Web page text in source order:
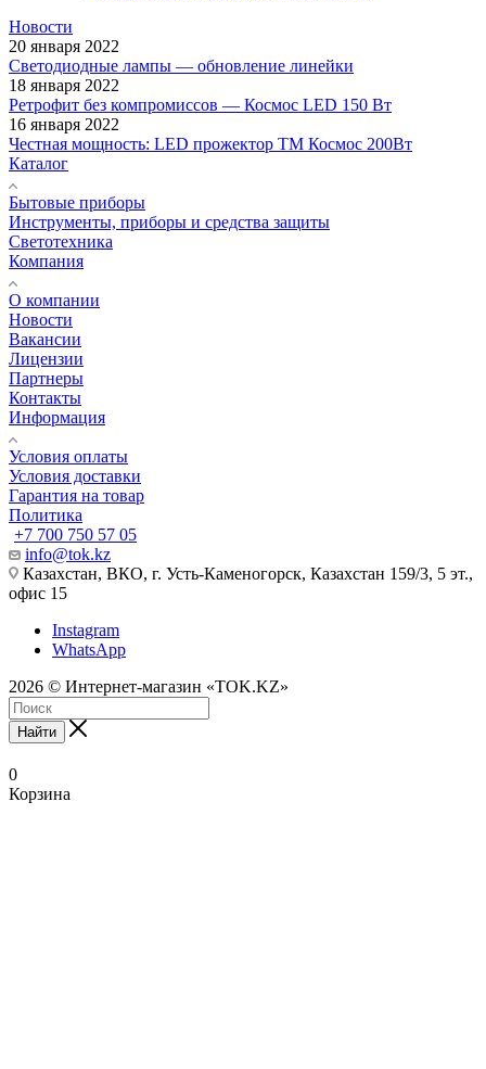
Новости
20 января 2022
Светодиодные лампы — обновление линейки
18 января 2022
Ретрофит без компромиссов — Космос LED 150 Вт
16 января 2022
Честная мощность: LED прожектор ТМ Космос 200Вт
Каталог
Бытовые приборы
Инструменты, приборы и средства защиты
Светотехника
Компания
О компании
Новости
Вакансии
Лицензии
Партнеры
Контакты
Информация
Условия оплаты
Условия доставки
Гарантия на товар
Политика
+7 700 750 57 05
info@tok.kz
Казахстан, ВКО, г. Усть-Каменогорск, Казахстан 159/3, 5 эт.,
офис 15
Instagram
WhatsApp
2026 © Интернет-магазин «TOK.KZ»
Найти
0
Корзина